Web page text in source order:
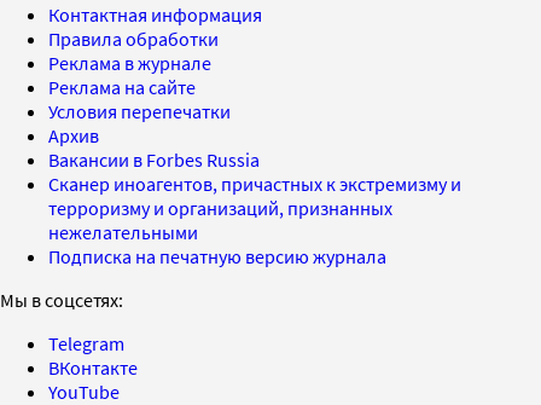
Контактная информация
Правила обработки
Реклама в журнале
Реклама на сайте
Условия перепечатки
Архив
Вакансии в Forbes Russia
Сканер иноагентов, причастных к экстремизму и
терроризму и организаций, признанных
нежелательными
Подписка на печатную версию журнала
Мы в соцсетях:
Telegram
ВКонтакте
YouTube